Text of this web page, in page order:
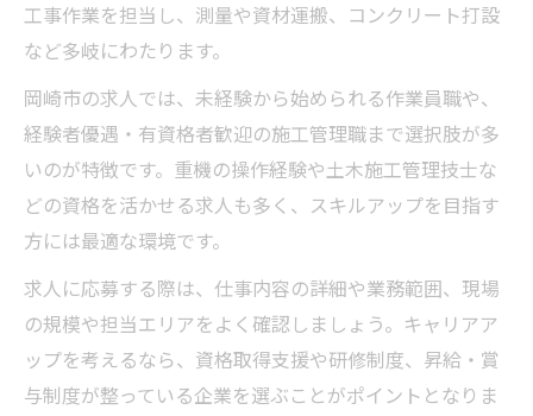
工事作業を担当し、測量や資材運搬、コンクリート打設
など多岐にわたります。
岡崎市の求人では、未経験から始められる作業員職や、
経験者優遇・有資格者歓迎の施工管理職まで選択肢が多
いのが特徴です。重機の操作経験や土木施工管理技士な
どの資格を活かせる求人も多く、スキルアップを目指す
方には最適な環境です。
求人に応募する際は、仕事内容の詳細や業務範囲、現場
の規模や担当エリアをよく確認しましょう。キャリアア
ップを考えるなら、資格取得支援や研修制度、昇給・賞
与制度が整っている企業を選ぶことがポイントとなりま